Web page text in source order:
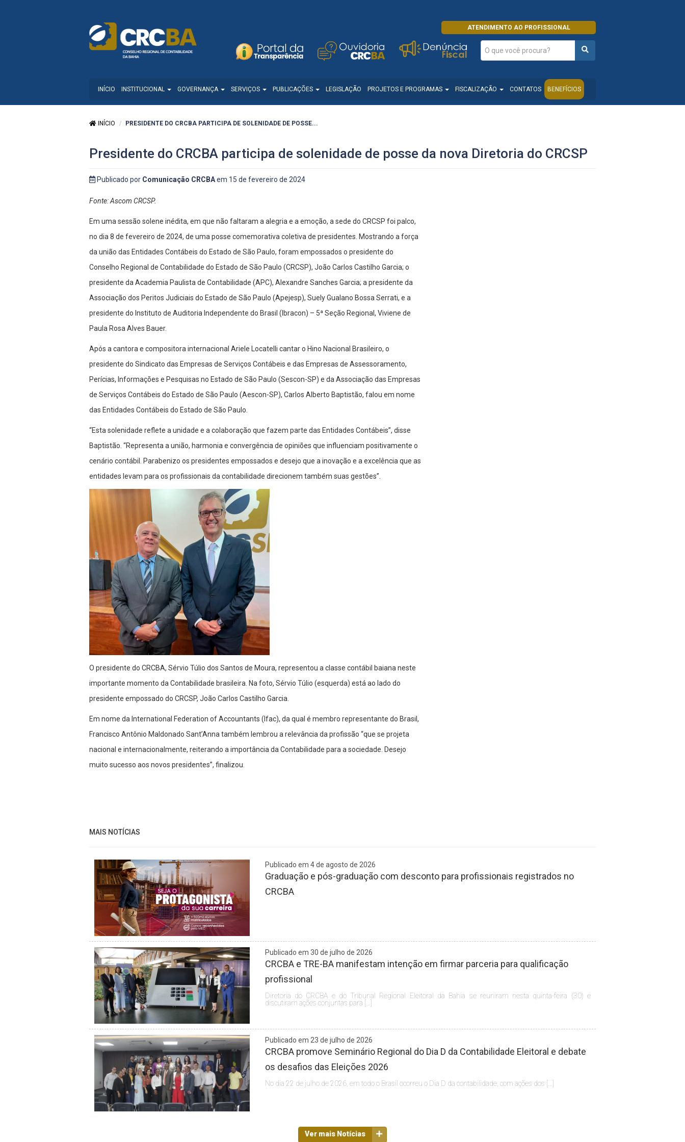
ATENDIMENTO AO PROFISSIONAL
INÍCIO INSTITUCIONAL GOVERNANÇA SERVIÇOS PUBLICAÇÕES LEGISLAÇÃO PROJETOS E PROGRAMAS FISCALIZAÇÃO CONTATOS BENEFÍCIOS
INÍCIO PRESIDENTE DO CRCBA PARTICIPA DE SOLENIDADE DE POSSE...
Presidente do CRCBA participa de solenidade de posse da nova Diretoria do CRCSP
Publicado por Comunicação CRCBAem 15 de fevereiro de 2024
Fonte: Ascom CRCSP.
Em uma sessão solene inédita, em que não faltaram a alegria e a emoção, a sede do CRCSP foi palco,
no dia 8 de fevereiro de 2024, de uma posse comemorativa coletiva de presidentes. Mostrando a força
da união das Entidades Contábeis do Estado de São Paulo, foram empossados o presidente do
Conselho Regional de Contabilidade do Estado de São Paulo (CRCSP), João Carlos Castilho Garcia; o
presidente da Academia Paulista de Contabilidade (APC), Alexandre Sanches Garcia; a presidente da
Associação dos Peritos Judiciais do Estado de São Paulo (Apejesp), Suely Gualano Bossa Serrati, e a
presidente do Instituto de Auditoria Independente do Brasil (Ibracon) – 5ª Seção Regional, Viviene de
Paula Rosa Alves Bauer.
Após a cantora e compositora internacional Ariele Locatelli cantar o Hino Nacional Brasileiro, o
presidente do Sindicato das Empresas de Serviços Contábeis e das Empresas de Assessoramento,
Perícias, Informações e Pesquisas no Estado de São Paulo (Sescon-SP) e da Associação das Empresas
de Serviços Contábeis do Estado de São Paulo (Aescon-SP), Carlos Alberto Baptistão, falou em nome
das Entidades Contábeis do Estado de São Paulo.
“Esta solenidade reflete a unidade e a colaboração que fazem parte das Entidades Contábeis”, disse
Baptistão. “Representa a união, harmonia e convergência de opiniões que influenciam positivamente o
cenário contábil. Parabenizo os presidentes empossados e desejo que a inovação e a excelência que as
entidades levam para os profissionais da contabilidade direcionem também suas gestões”.
O presidente do CRCBA, Sérvio Túlio dos Santos de Moura, representou a classe contábil baiana neste
importante momento da Contabilidade brasileira. Na foto, Sérvio Túlio (esquerda) está ao lado do
presidente empossado do CRCSP, João Carlos Castilho Garcia.
Em nome da International Federation of Accountants (Ifac), da qual é membro representante do Brasil,
Francisco Antônio Maldonado Sant’Anna também lembrou a relevância da profissão “que se projeta
nacional e internacionalmente, reiterando a importância da Contabilidade para a sociedade. Desejo
muito sucesso aos novos presidentes”, finalizou.
MAIS NOTÍCIAS
Publicado em 4 de agosto de 2026
Graduação e pós-graduação com desconto para profissionais registrados no
CRCBA
Publicado em 30 de julho de 2026
CRCBA e TRE-BA manifestam intenção em firmar parceria para qualificação
profissional
Diretoria do CRCBA e do Tribunal Regional Eleitoral da Bahia se reuniram nesta quinta-feira (30) e
discutiram ações conjuntas para […]
Publicado em 23 de julho de 2026
CRCBA promove Seminário Regional do Dia D da Contabilidade Eleitoral e debate
os desafios das Eleições 2026
No dia 22 de julho de 2026, em todo o Brasil ocorreu o Dia D da contabilidade, com ações dos […]
Ver mais Notícias